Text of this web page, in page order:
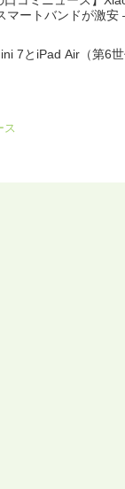
マートバンドが激安
7とiPad Air（第6
ス